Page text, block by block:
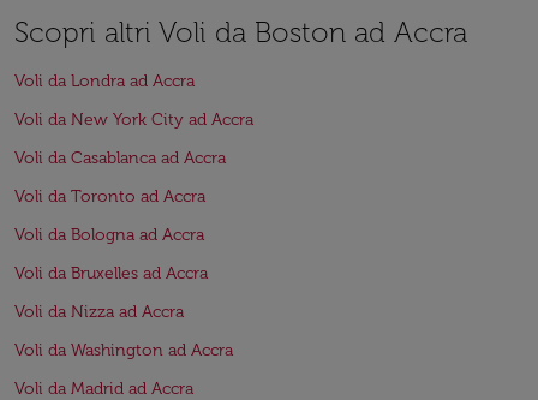
Scopri altri Voli da Boston ad Accra
Voli da Londra ad Accra
Voli da New York City ad Accra
Voli da Casablanca ad Accra
Voli da Toronto ad Accra
Voli da Bologna ad Accra
Voli da Bruxelles ad Accra
Voli da Nizza ad Accra
Voli da Washington ad Accra
Voli da Madrid ad Accra